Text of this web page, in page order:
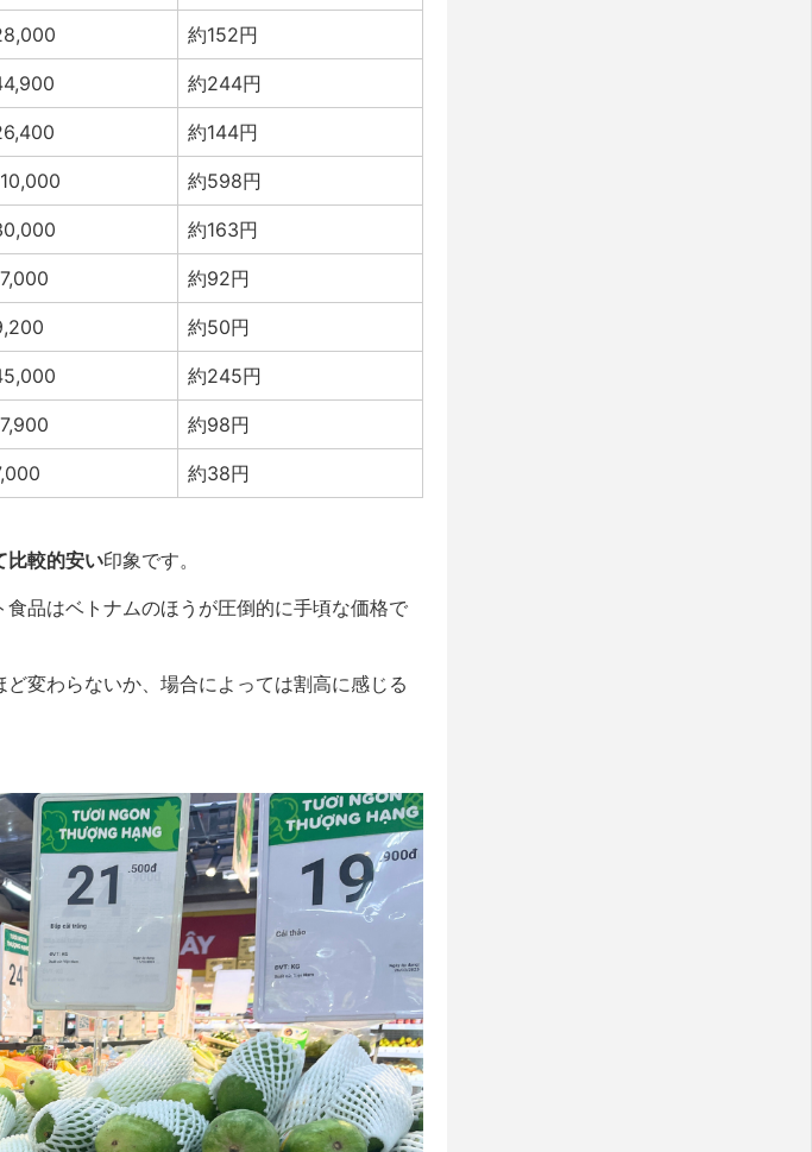
約152円
約244円
約144円
約598円
約163円
約92円
約50円
約245円
約98円
約38円
比較的安い印象です。
品はベトナムのほうが圧倒的に手頃な価格で
変わらないか、場合によっては割高に感じる